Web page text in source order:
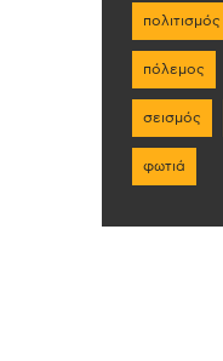
πολιτισμός
πόλεμος
σεισμός
φωτιά